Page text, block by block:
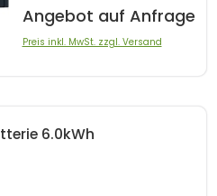
Angebot auf Anfrage
Preis inkl. MwSt. zzgl. Versand
6.0kWh